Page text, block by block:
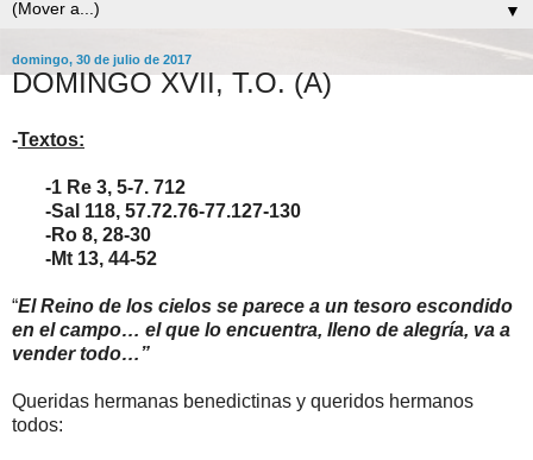
▼
domingo, 30 de julio de 2017
DOMINGO XVII, T.O. (A)
-Textos:
-1 Re 3, 5-7. 712
-Sal 118, 57.72.76-77.127-130
-Ro 8, 28-30
-Mt 13, 44-52
“El Reino de los cielos se parece a un tesoro escondido
en el campo… el que lo encuentra, lleno de alegría, va a
vender todo…”
Queridas hermanas benedictinas y queridos hermanos
todos: